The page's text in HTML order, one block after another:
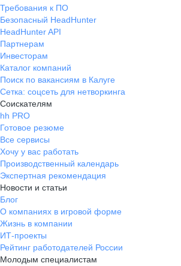
Требования к ПО
Безопасный HeadHunter
HeadHunter API
Партнерам
Инвесторам
Каталог компаний
Поиск по вакансиям в Калуге
Сетка: соцсеть для нетворкинга
Соискателям
hh PRO
Готовое резюме
Все сервисы
Хочу у вас работать
Производственный календарь
Экспертная рекомендация
Новости и статьи
Блог
О компаниях в игровой форме
Жизнь в компании
ИТ-проекты
Рейтинг работодателей России
Молодым специалистам